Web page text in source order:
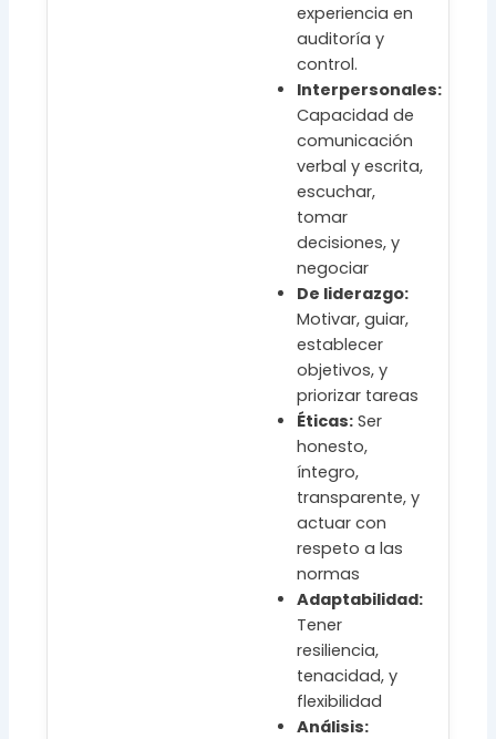
experiencia en
auditoría y
control.
Interpersonales:
Capacidad de
comunicación
verbal y escrita,
escuchar,
tomar
decisiones, y
negociar
De liderazgo:
Motivar, guiar,
establecer
objetivos, y
priorizar tareas
Éticas:Ser
honesto,
íntegro,
transparente, y
actuar con
respeto a las
normas
Adaptabilidad:
Tener
resiliencia,
tenacidad, y
flexibilidad
Análisis: